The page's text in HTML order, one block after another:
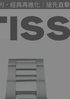
，經典再進化｜搶先直擊